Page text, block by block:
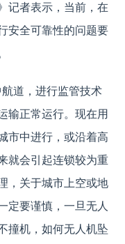
记者表示，当前，在
安全可靠性的问题要
道，进行监管技术
输正常运行。现在用
市中进行，或沿着高
就会引起连锁较为重
，关于城市上空或地
定要谨慎，一旦无人
撞机，如何无人机坠